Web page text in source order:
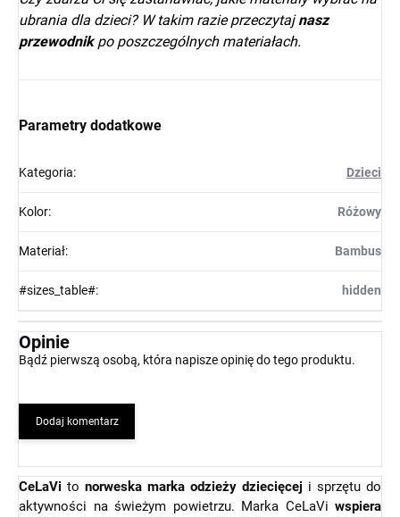
ubrania dla dzieci? W takim razie przeczytajnasz
przewodnikpo poszczególnych materiałach.
Parametry dodatkowe
Kategoria: Dzieci
Kolor: Różowy
Materiał: Bambus
#sizes_table#: hidden
Opinie
Bądź pierwszą osobą, która napisze opinię do tego produktu.
Dodaj komentarz
CeLaVi to norweska marka odzieży dziecięcej i sprzętu do
aktywności na świeżym powietrzu. Marka CeLaVi wspiera